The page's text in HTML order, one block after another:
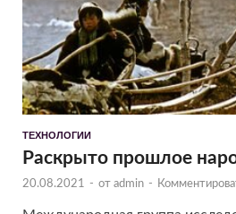
ТЕХНОЛОГИИ
Раскрыто прошлое
20.08.2021 - от admin -